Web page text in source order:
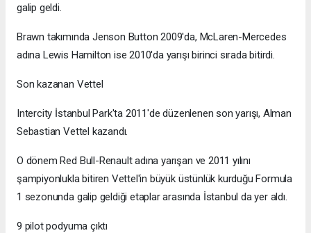
galip geldi.
Brawn takımında Jenson Button 2009'da, McLaren-Mercedes
adına Lewis Hamilton ise 2010'da yarışı birinci sırada bitirdi.
Son kazanan Vettel
Intercity İstanbul Park'ta 2011'de düzenlenen son yarışı, Alman
Sebastian Vettel kazandı.
O dönem Red Bull-Renault adına yarışan ve 2011 yılını
şampiyonlukla bitiren Vettel'in büyük üstünlük kurduğu Formula
1 sezonunda galip geldiği etaplar arasında İstanbul da yer aldı.
9 pilot podyuma çıktı